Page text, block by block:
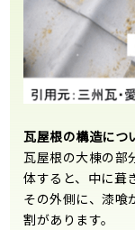
瓦屋根の構造につ
瓦屋根の大棟の部
体すると、中に葺
その外側に、漆喰
割があります。